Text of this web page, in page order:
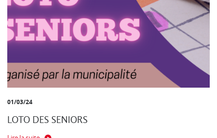
01/03/24
LOTO DES SENIORS